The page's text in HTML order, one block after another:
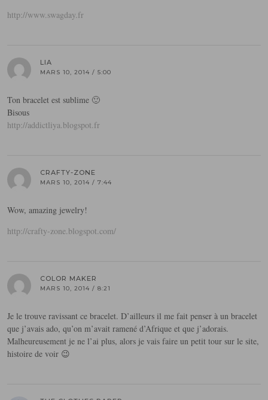
http://www.swagday.fr
LIA
MARS 10, 2014 / 5:00
Ton bracelet est sublime 🙂
Bisous
http://addictliya.blogspot.fr
CRAFTY-ZONE
MARS 10, 2014 / 7:44
Wow, amazing jewelry!
http://crafty-zone.blogspot.com/
COLOR MAKER
MARS 10, 2014 / 8:21
Je le trouve ravissant ce bracelet. D’ailleurs il me fait penser à un bracelet
que j’avais ado, qu’on m’avait ramené d’Afrique et que j’adorais.
Malheureusement je ne l’ai plus, alors je vais faire un petit tour sur le site,
histoire de voir 😉